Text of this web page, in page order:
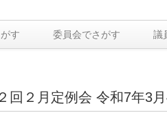
す 委員会でさがす 議
回２月定例会 令和7年3